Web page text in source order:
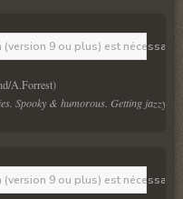
9 ou plus) est
2:05 (O.Demontrond/A.Forrest)
Spooky & humorous. Getting jazzy at
9 ou plus) est